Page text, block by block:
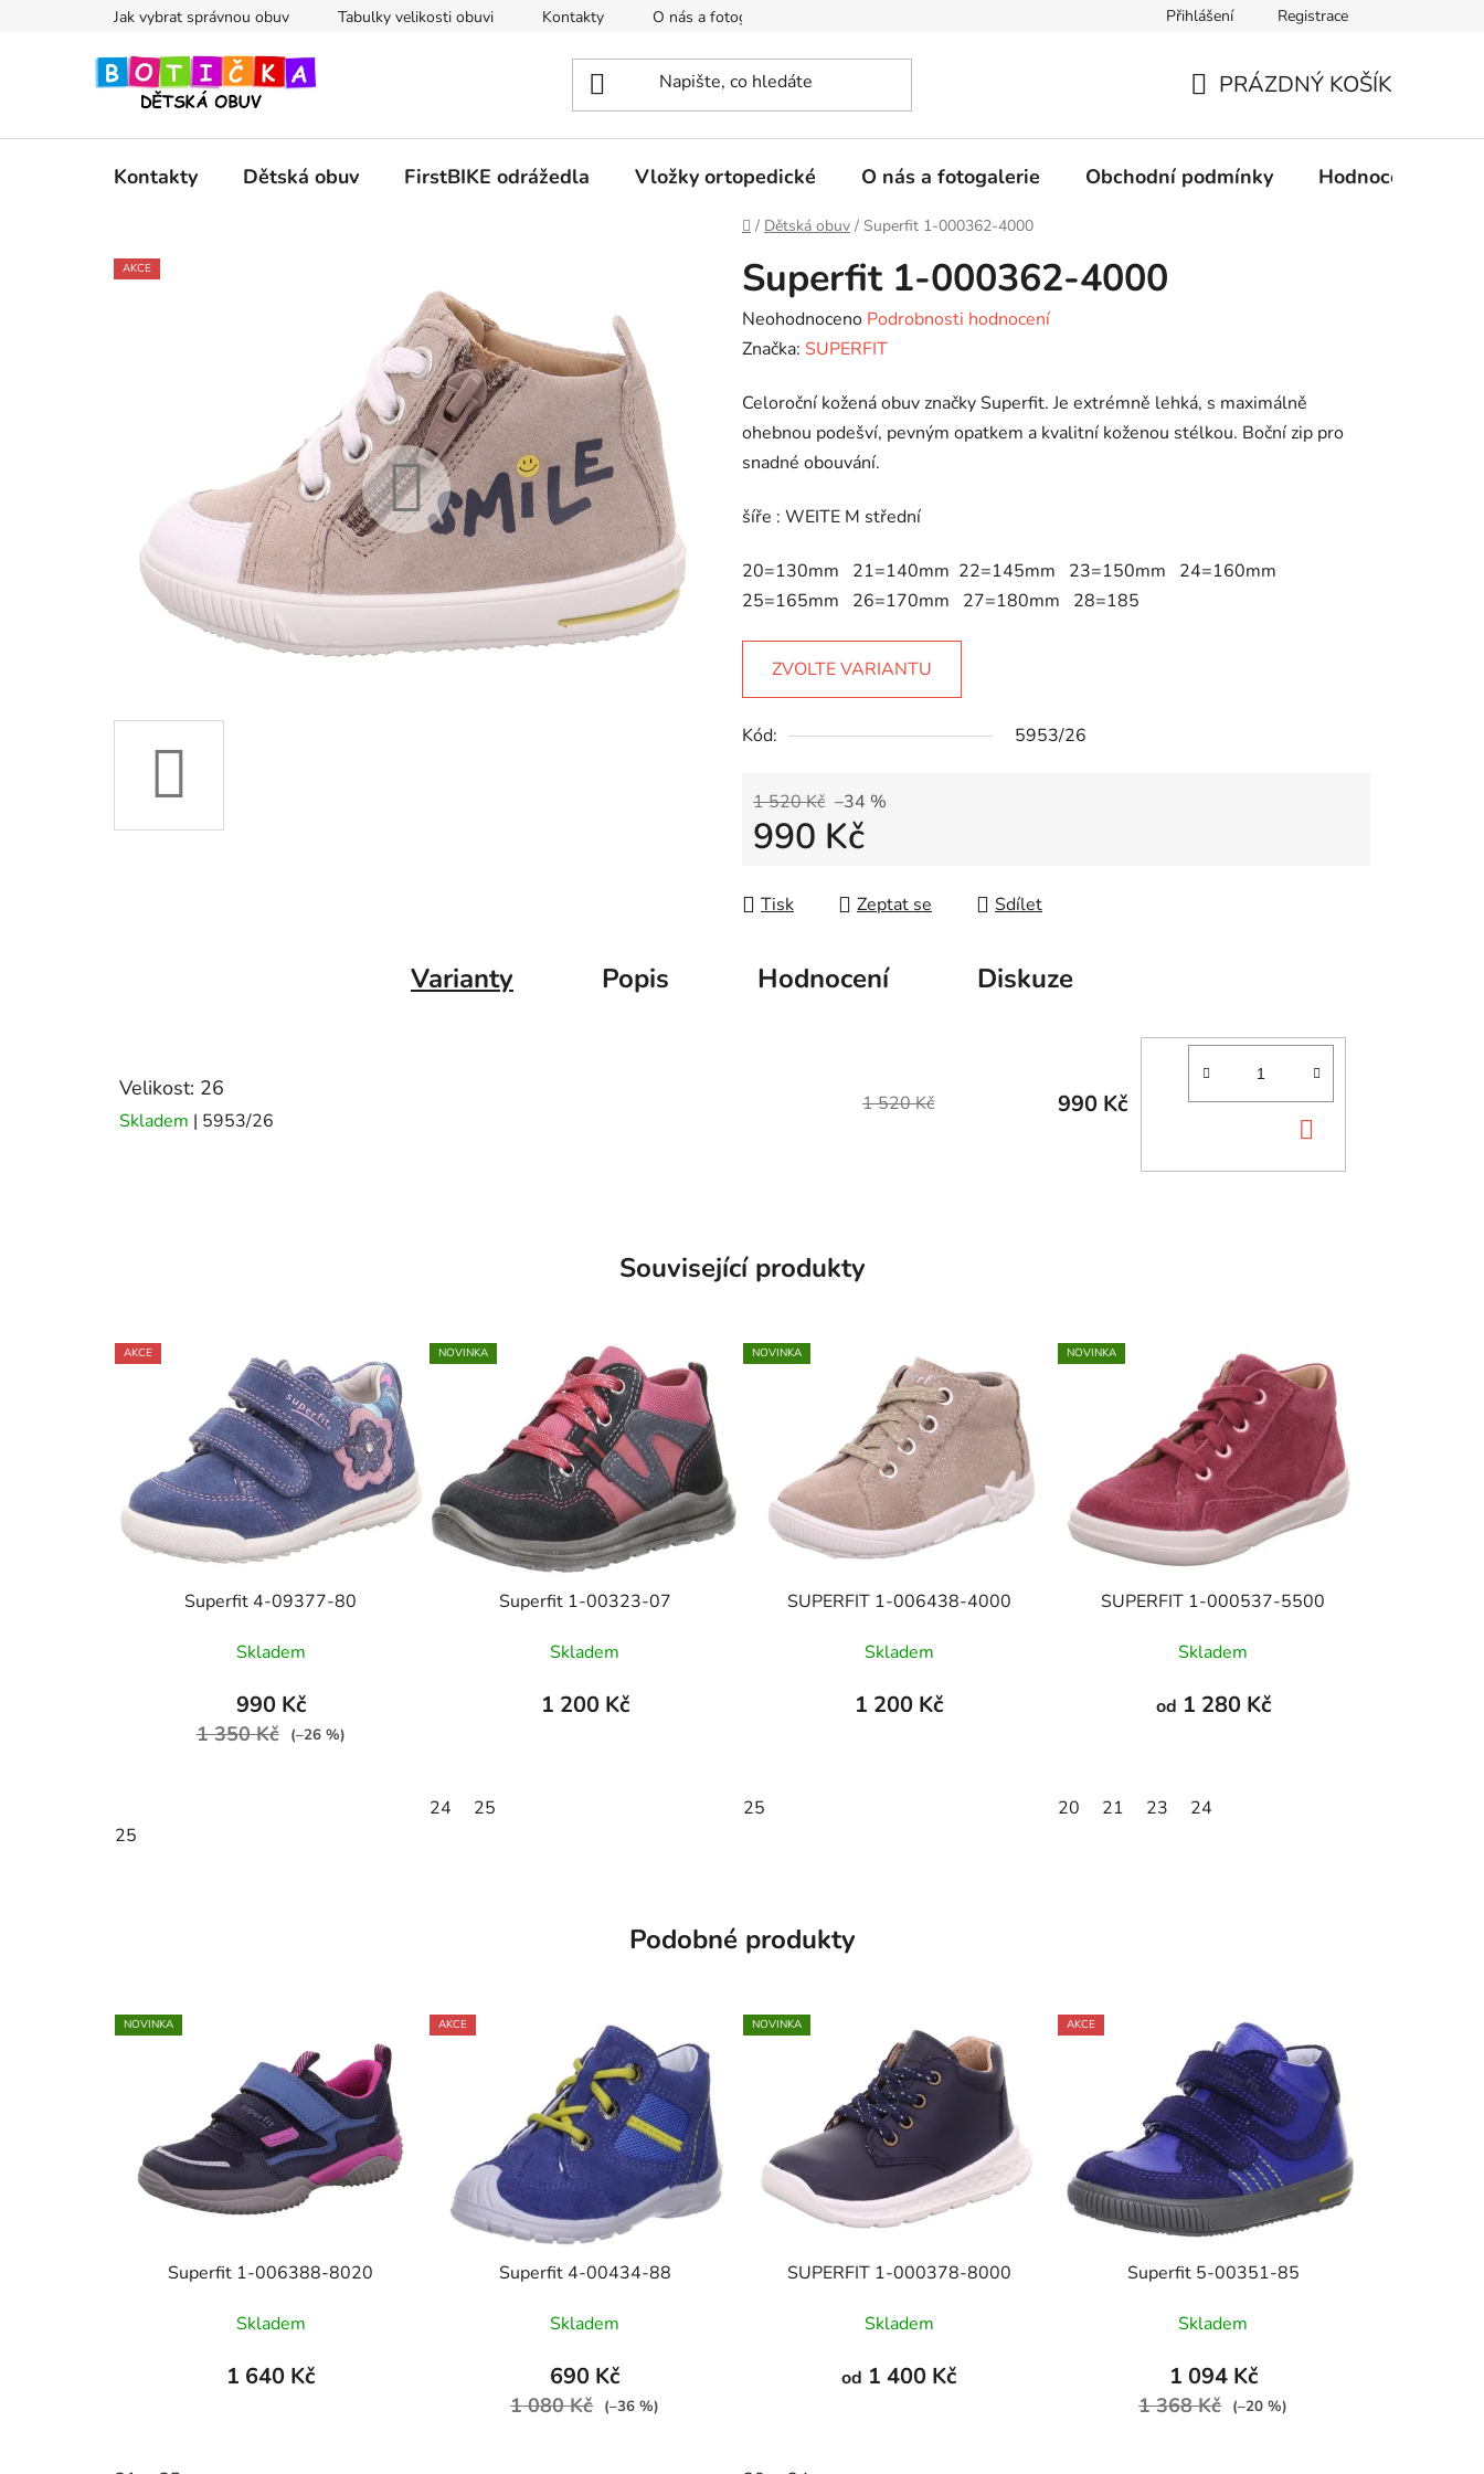
Jak vybrat správnou obuv Tabulky velikosti obuvi Kontakty O nás a fotogalerie Ochrana osobních údajů
Přihlášení Registrace
KOŠÍK
PRÁZDNÝ KOŠÍK
Kontakty Dětská obuv FirstBIKE odrážedla Vložky ortopedické O nás a fotogalerie Obchodní podmínky Hodnocení
Domů
/ Dětská obuv / Superfit 1-000362-4000
Superfit 1-000362-4000
Průměrné
hodnocení
je
0,0
z
hvězdiček.
Neohodnoceno Podrobnosti hodnocení
Značka: SUPERFIT
Celoroční kožená obuv značky Superfit. Je extrémně lehká, s maximálně
ohebnou podešví, pevným opatkem a kvalitní koženou stélkou. Boční zip pro
snadné obouvání.
šíře : WEITE M střední
20=130mm 21=140mm 22=145mm 23=150mm 24=160mm
25=165mm 26=170mm 27=180mm 28=185
ZVOLTE VARIANTU
Kód: 5953/26
1 520 Kč –34 %
990 Kč
Tisk
Zeptat se Sdílet
AKCE
Varianty Popis Hodnocení Diskuze
Velikost: 26
Skladem | 5953/26
1 520 Kč 990 Kč
KOŠÍKU
Související produkty
AKCE
Superfit 4-09377-80
Skladem
990 Kč
1 350 Kč (–26 %)
25
NOVINKA
Superfit 1-00323-07
Skladem
1 200 Kč
24 25
NOVINKA
SUPERFIT 1-006438-4000
Skladem
1 200 Kč
25
NOVINKA
SUPERFIT 1-000537-5500
Skladem
od 1 280 Kč
20 21 23 24
Podobné produkty
NOVINKA
Superfit 1-006388-8020
Skladem
1 640 Kč
AKCE
Superfit 4-00434-88
Skladem
690 Kč
1 080 Kč (–36 %)
NOVINKA
SUPERFIT 1-000378-8000
Skladem
od 1 400 Kč
AKCE
Superfit 5-00351-85
Skladem
1 094 Kč
1 368 Kč (–20 %)